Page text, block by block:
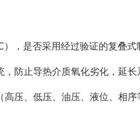
，是否采用经过验证的复叠式
防止导热介质氧化劣化，延长
压、低压、油压、液位、相序